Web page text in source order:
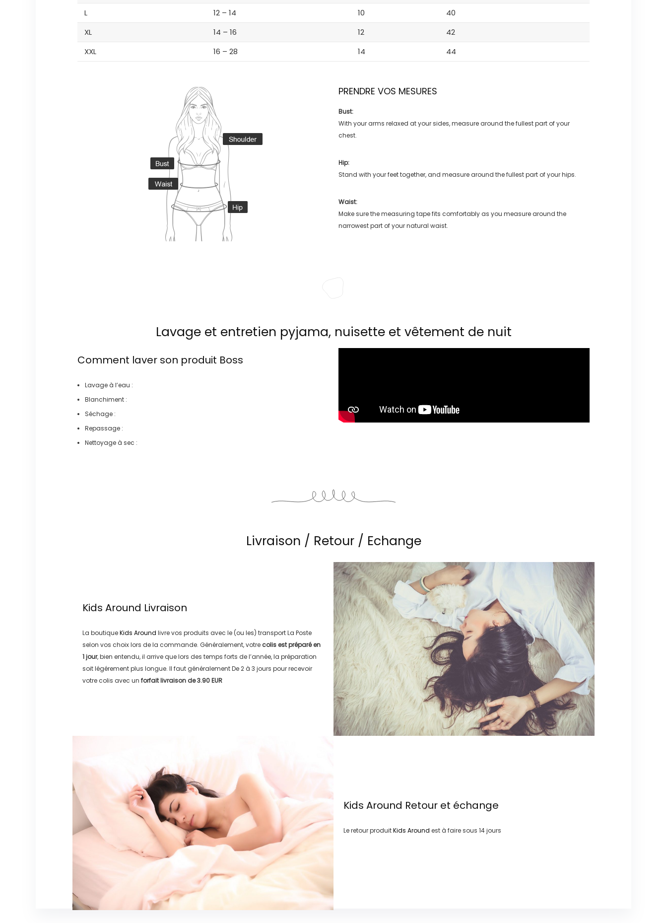
L
12 – 14 10
40
XL
14 – 16 12
42
XXL
16 – 28 14 44
PRENDRE VOS MESURES
Bust:
With your arms relaxed at your sides, measure around the fullest part of your
chest.
Hip:
Stand with your feet together, and measure around the fullest part of your hips.
Waist:
Make sure the measuring tape fits comfortably as you measure around the
narrowest part of your natural waist.
Lavage et entretien pyjama, nuisette et vêtement de nuit
Comment laver son produit Boss
Lavage à l’eau :
Blanchiment :
Séchage :
Repassage :
Nettoyage à sec :
Livraison / Retour / Echange
Kids Around Livraison
La boutiqueKids Around livre vos produits avec le (ou les) transportLa Poste
selon vos choix lors de la commande. Généralement, votre colis est préparé en
1 jour, bien entendu, il arrive que lors des temps forts de l’année, la préparation
soit légérement plus longue. Il faut généralementDe 2 à 3 jours pour recevoir
votre colis avec un forfait livraison de3.90 EUR
Kids Around Retour et échange
Le retour produitKids Around est à faire sous 14 jours